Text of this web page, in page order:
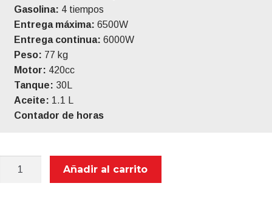
Gasolina: 4 tiempos
Entrega máxima: 6500W
Entrega continua: 6000W
Peso: 77 kg
Motor: 420cc
Tanque: 30L
Aceite: 1.1 L
Contador de horas
Añadir al carrito